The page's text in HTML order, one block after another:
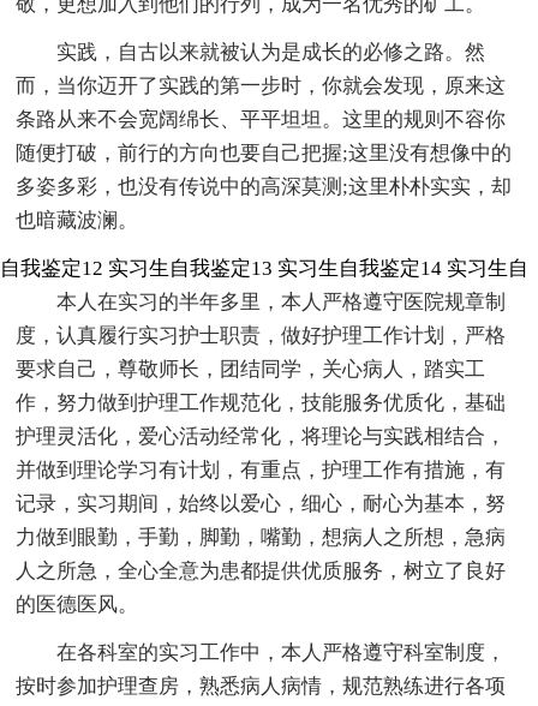
实践，自古以来就被认为是成长的必修之路。然
而，当你迈开了实践的第一步时，你就会发现，原来这
条路从来不会宽阔绵长、平平坦坦。这里的规则不容你
随便打破，前行的方向也要自己把握;这里没有想像中的
多姿多彩，也没有传说中的高深莫测;这里朴朴实实，却
也暗藏波澜。
自我鉴定12
本人在实习的半年多里，本人严格遵守医院规章制
度，认真履行实习护士职责，做好护理工作计划，严格
要求自己，尊敬师长，团结同学，关心病人，踏实工
作，努力做到护理工作规范化，技能服务优质化，基础
护理灵活化，爱心活动经常化，将理论与实践相结合，
并做到理论学习有计划，有重点，护理工作有措施，有
记录，实习期间，始终以爱心，细心，耐心为基本，努
力做到眼勤，手勤，脚勤，嘴勤，想病人之所想，急病
人之所急，全心全意为患都提供优质服务，树立了良好
的医德医风。
在各科室的实习工作中，本人严格遵守科室制度，
按时参加护理查房，熟悉病人病情，规范熟练进行各项
实习生自我鉴定13 实习生自我鉴定14 实习生自